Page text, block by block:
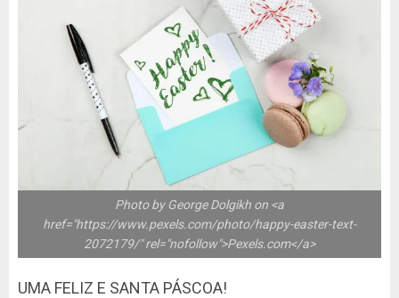
Photo by George Dolgikh on <a
href="https://www.pexels.com/photo/happy-easter-text-
2072179/" rel="nofollow">Pexels.com</a>
UMA FELIZ E SANTA PÁSCOA!